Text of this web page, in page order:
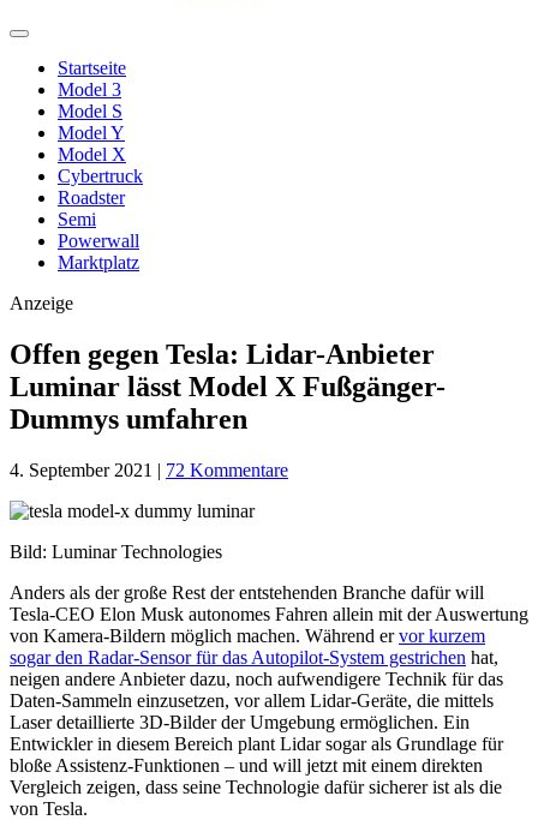
Startseite
Model 3
Model S
Model Y
Model X
Cybertruck
Roadster
Semi
Powerwall
Marktplatz
Anzeige
Offen gegen Tesla: Lidar-Anbieter
Luminar lässt Model X Fußgänger-
Dummys umfahren
4. September 2021 | 72 Kommentare
Bild: Luminar Technologies
Anders als der große Rest der entstehenden Branche dafür will
Tesla-CEO Elon Musk autonomes Fahren allein mit der Auswertung
von Kamera-Bildern möglich machen. Während ervor kurzem
sogar den Radar-Sensor für das Autopilot-System gestrichen hat,
neigen andere Anbieter dazu, noch aufwendigere Technik für das
Daten-Sammeln einzusetzen, vor allem Lidar-Geräte, die mittels
Laser detaillierte 3D-Bilder der Umgebung ermöglichen. Ein
Entwickler in diesem Bereich plant Lidar sogar als Grundlage für
bloße Assistenz-Funktionen – und will jetzt mit einem direkten
Vergleich zeigen, dass seine Technologie dafür sicherer ist als die
von Tesla.